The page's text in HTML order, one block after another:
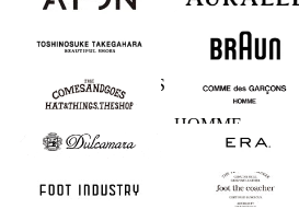
BEAUTIFUL
SHOES
BRAUN
COMESANDGOES
COMME des
GARCONS
HOMME
Dulcamara
FOOT INDUSTRY foot the coacher